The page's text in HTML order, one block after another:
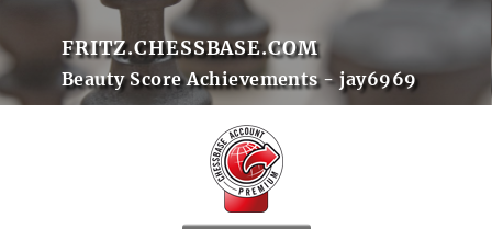
FRITZ.CHESSBASE.COM
Beauty Score Achievements - jay6969